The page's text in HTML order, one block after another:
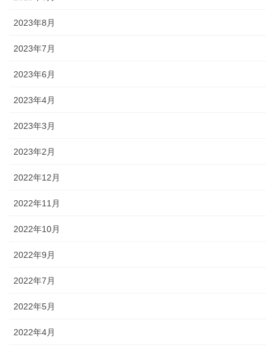
2023年8月
2023年7月
2023年6月
2023年4月
2023年3月
2023年2月
2022年12月
2022年11月
2022年10月
2022年9月
2022年7月
2022年5月
2022年4月